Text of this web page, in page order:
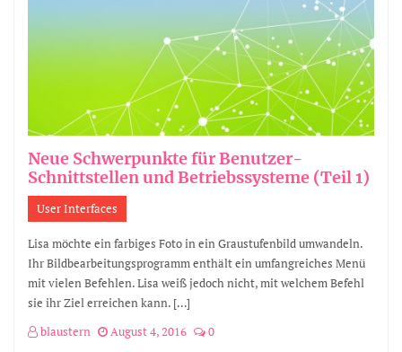
Neue Schwerpunkte für Benutzer-
Schnittstellen und Betriebssysteme (Teil 1)
User Interfaces
Lisa möchte ein farbiges Foto in ein Graustufenbild umwandeln.
Ihr Bildbearbeitungsprogramm enthält ein umfangreiches Menü
mit vielen Befehlen. Lisa weiß jedoch nicht, mit welchem Befehl
sie ihr Ziel erreichen kann. […]
blaustern
August 4, 2016 0